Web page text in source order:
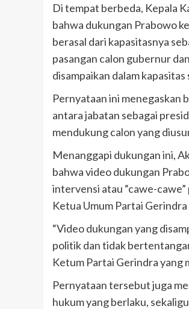
Di tempat berbeda, Kepala
bahwa dukungan Prabowo
berasal dari kapasitasnya
pasangan calon gubernur
disampaikan dalam
Pernyataan ini menegaskan
antara jabatan sebagai
mendukung calon yang
Menanggapi dukungan ini,
bahwa video dukungan
intervensi atau “cawe-
Ketua Umum Partai
“Video dukungan yang
politik dan tidak
Ketum Partai Gerindra yang
Pernyataan tersebut juga
hukum yang berlaku,